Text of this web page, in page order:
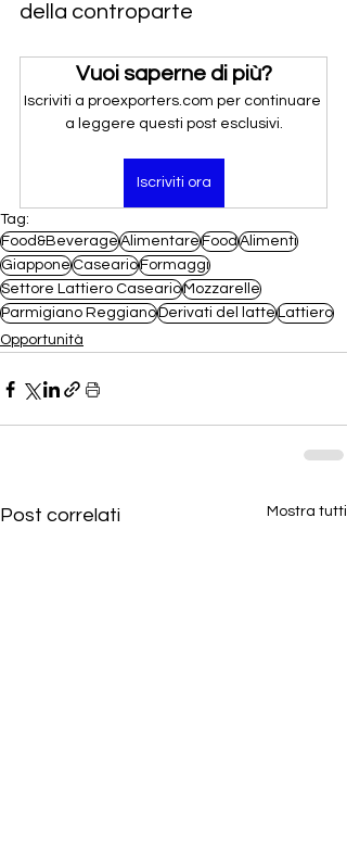
della controparte
Vuoi saperne di più?
Iscriviti a proexporters.com per continuare
a leggere questi post esclusivi.
Iscriviti ora
Tag:
Food&BeverageAlimentareFoodAlimenti
GiapponeCasearioFormaggi
Settore Lattiero CasearioMozzarelle
Parmigiano ReggianoDerivati del latteLattiero
Opportunità
Post correlati Mostra tutti